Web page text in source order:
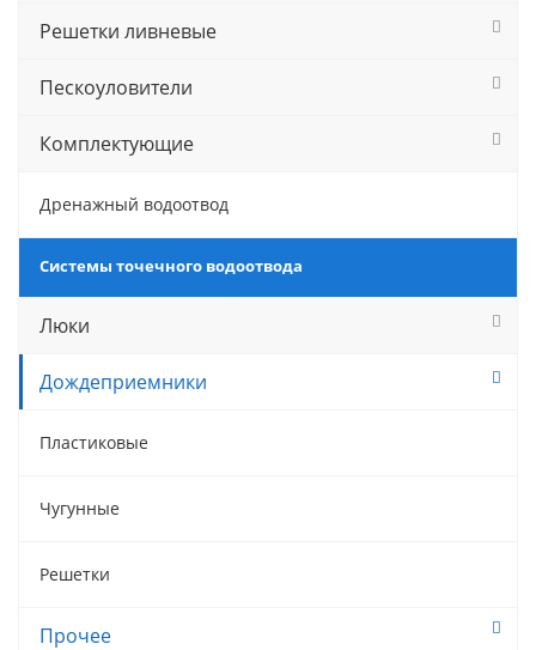
Решетки ливневые
Пескоуловители
Комплектующие
Дренажный водоотвод
Системы точечного водоотвода
Люки
Дождеприемники
Пластиковые
Чугунные
Решетки
Прочее